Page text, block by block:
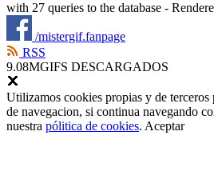
with 27 queries to the database -
/mistergif.fanpage
RSS
9.08MGIFS DESCARGADOS
Utilizamos cookies propias y de terceros
de navegacion, si continua navegando
nuestra pólitica de cookies. Aceptar